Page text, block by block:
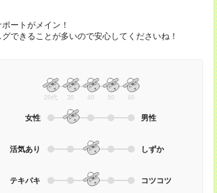
ートがメイン！
できることが多いので安心してくださいね！
20代 30 40 50 60
女性 男性
活気あり しずか
テキパキ コツコツ